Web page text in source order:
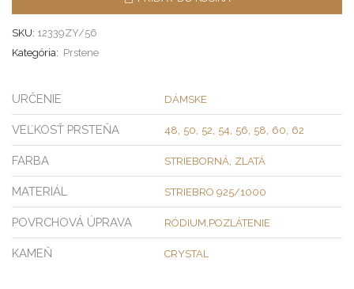
SKU: 12339ZY/56
Kategória: Prstene
URČENIE DÁMSKE
VEĽKOSŤ PRSTEŇA 48 50 52 54 56 58 60 62
FARBA STRIEBORNÁ ZLATÁ
MATERIÁL STRIEBRO 925/1000
POVRCHOVÁ ÚPRAVA RÓDIUM,POZLÁTENIE
KAMEŇ CRYSTAL